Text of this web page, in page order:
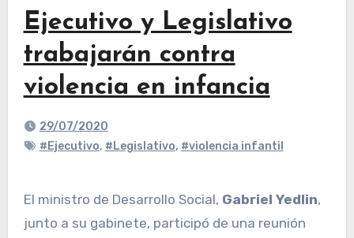
Ejecutivo y Legislativo
trabajarán contra
violencia en infancia
29/07/2020
#Ejecutivo, #Legislativo, #violencia infantil
El ministro de Desarrollo Social, Gabriel Yedlin,
junto a su gabinete, participó de una reunión